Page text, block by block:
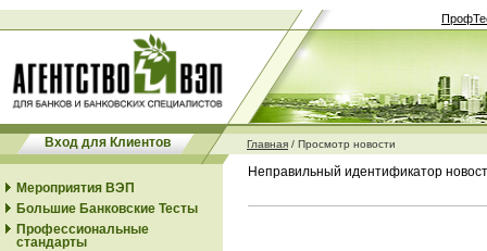
Вход для Клиентов Главная / Просмотр новости
Мероприятия ВЭП
Большие Банковские Тесты
Профессиональные
стандарты
Неправильный идентификатор